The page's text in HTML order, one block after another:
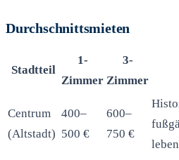
Durchschnittsmieten
Stadtteil
1-
Zimmer
3-
Zimmer
Centrum
(Altstadt)
400–
500 €
600–
750 €